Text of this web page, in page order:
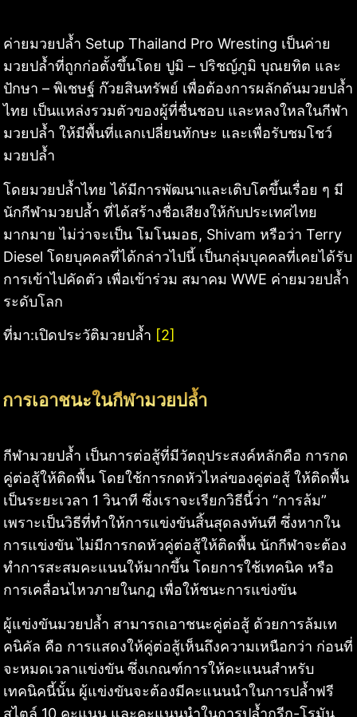
ค่ายมวยปล้ำ Setup Thailand Pro Wresting เป็นค่าย
มวยปล้ำที่ถูกก่อตั้งขึ้นโดย ปูมิ – ปริชญ์ภูมิ บุณยทิต และ
ปักษา – พิเชษฐ์ ก๊วยสินทรัพย์ เพื่อต้องการผลักดันมวยปล้ำ
ไทย เป็นแหล่งรวมตัวของผู้ที่ชื่นชอบ และหลงใหลในกีฬา
มวยปล้ำ ให้มีพื้นที่แลกเปลี่ยนทักษะ และเพื่อรับชมโชว์
มวยปล้ำ
โดยมวยปล้ำไทย ได้มีการพัฒนาและเติบโตขึ้นเรื่อย ๆ มี
นักกีฬามวยปล้ำ ที่ได้สร้างชื่อเสียงให้กับประเทศไทย
มากมาย ไม่ว่าจะเป็น โมโนมอธ, Shivam หรือว่า Terry
Diesel โดยบุคคลที่ได้กล่าวไปนี้ เป็นกลุ่มบุคคลที่เคยได้รับ
การเข้าไปคัดตัว เพื่อเข้าร่วม สมาคม WWE ค่ายมวยปล้ำ
ระดับโลก
ที่มา:เปิดประวัติมวยปล้ำ [2]
การเอาชนะในกีฬามวยปล้ำ
กีฬามวยปล้ำ เป็นการต่อสู้ที่มีวัตถุประสงค์หลักคือ การกด
คู่ต่อสู้ให้ติดพื้น โดยใช้การกดหัวไหล่ของคู่ต่อสู้ ให้ติดพื้น
เป็นระยะเวลา 1 วินาที ซึ่งเราจะเรียกวิธีนี้ว่า “การล้ม”
เพราะเป็นวิธีที่ทำให้การแข่งขันสิ้นสุดลงทันที ซึ่งหากใน
การแข่งขัน ไม่มีการกดหัวคู่ต่อสู้ให้ติดพื้น นักกีฬาจะต้อง
ทำการสะสมคะแนนให้มากขึ้น โดยการใช้เทคนิค หรือ
การเคลื่อนไหวภายในกฎ เพื่อให้ชนะการแข่งขัน
ผู้แข่งขันมวยปล้ำ สามารถเอาชนะคู่ต่อสู้ ด้วยการล้มเท
คนิคัล คือ การแสดงให้คู่ต่อสู้เห็นถึงความเหนือกว่า ก่อนที่
จะหมดเวลาแข่งขัน ซึ่งเกณฑ์การให้คะแนนสำหรับ
เทคนิคนี้นั้น ผู้แข่งขันจะต้องมีคะแนนนำในการปล้ำฟรี
สไตล์ 10 คะแนน และคะแนนนำในการปล้ำกรีก-โรมัน